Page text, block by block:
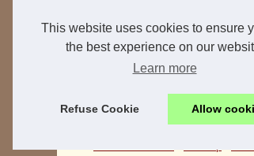
This website uses cookies to ensure
the best experience on our
Learn more
Refuse Cookie Allow
Vous méritez mieux